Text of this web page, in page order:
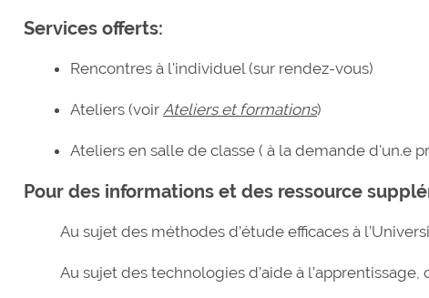
Services offerts:
Rencontres à l'individuel (sur rendez-vous)
Ateliers (voir Ateliers et formations)
Ateliers en salle de classe ( à la demande d'un.e
Pour des informations et des ressource
Au sujet des méthodes d’étude efficaces à
Au sujet des technologies d’aide à